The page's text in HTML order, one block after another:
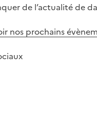
de l’actualité de
nos prochains